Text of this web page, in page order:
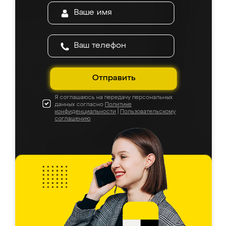
Отправить
Я соглашаюсь на передачу персональных
данных согласно Политике
конфиденциальности
Пользовательскому
соглашению